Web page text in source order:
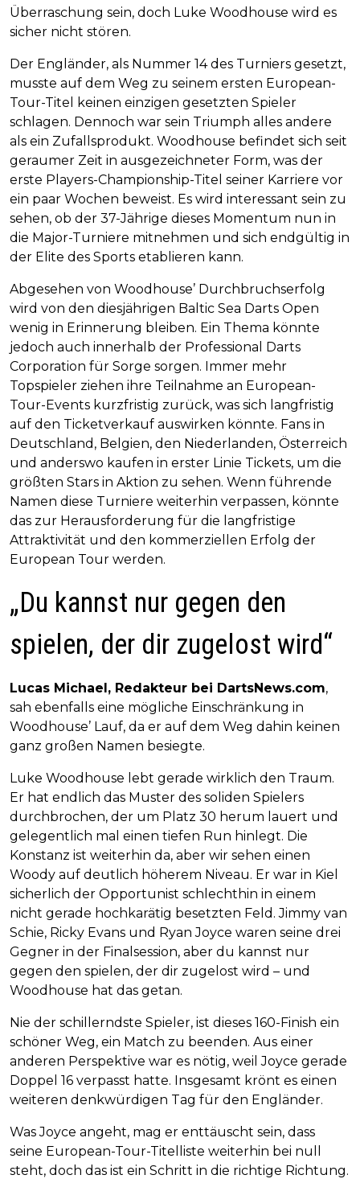
Überraschung sein, doch Luke Woodhouse wird es
sicher nicht stören.
Der Engländer, als Nummer 14 des Turniers gesetzt,
musste auf dem Weg zu seinem ersten European-
Tour-Titel keinen einzigen gesetzten Spieler
schlagen. Dennoch war sein Triumph alles andere
als ein Zufallsprodukt. Woodhouse befindet sich seit
geraumer Zeit in ausgezeichneter Form, was der
erste Players-Championship-Titel seiner Karriere vor
ein paar Wochen beweist. Es wird interessant sein zu
sehen, ob der 37-Jährige dieses Momentum nun in
die Major-Turniere mitnehmen und sich endgültig in
der Elite des Sports etablieren kann.
Abgesehen von Woodhouse’ Durchbruchserfolg
wird von den diesjährigen Baltic Sea Darts Open
wenig in Erinnerung bleiben. Ein Thema könnte
jedoch auch innerhalb der Professional Darts
Corporation für Sorge sorgen. Immer mehr
Topspieler ziehen ihre Teilnahme an European-
Tour-Events kurzfristig zurück, was sich langfristig
auf den Ticketverkauf auswirken könnte. Fans in
Deutschland, Belgien, den Niederlanden, Österreich
und anderswo kaufen in erster Linie Tickets, um die
größten Stars in Aktion zu sehen. Wenn führende
Namen diese Turniere weiterhin verpassen, könnte
das zur Herausforderung für die langfristige
Attraktivität und den kommerziellen Erfolg der
European Tour werden.
„Du kannst nur gegen den
spielen, der dir zugelost wird“
Lucas Michael, Redakteur bei DartsNews.com,
sah ebenfalls eine mögliche Einschränkung in
Woodhouse’ Lauf, da er auf dem Weg dahin keinen
ganz großen Namen besiegte.
Luke Woodhouse lebt gerade wirklich den Traum.
Er hat endlich das Muster des soliden Spielers
durchbrochen, der um Platz 30 herum lauert und
gelegentlich mal einen tiefen Run hinlegt. Die
Konstanz ist weiterhin da, aber wir sehen einen
Woody auf deutlich höherem Niveau. Er war in Kiel
sicherlich der Opportunist schlechthin in einem
nicht gerade hochkarätig besetzten Feld. Jimmy van
Schie, Ricky Evans und Ryan Joyce waren seine drei
Gegner in der Finalsession, aber du kannst nur
gegen den spielen, der dir zugelost wird – und
Woodhouse hat das getan.
Nie der schillerndste Spieler, ist dieses 160-Finish ein
schöner Weg, ein Match zu beenden. Aus einer
anderen Perspektive war es nötig, weil Joyce gerade
Doppel 16 verpasst hatte. Insgesamt krönt es einen
weiteren denkwürdigen Tag für den Engländer.
Was Joyce angeht, mag er enttäuscht sein, dass
seine European-Tour-Titelliste weiterhin bei null
steht, doch das ist ein Schritt in die richtige Richtung.